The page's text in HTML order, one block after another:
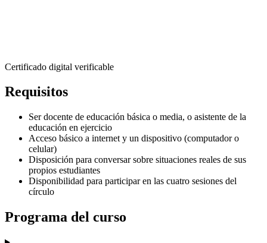
Certificado digital verificable
Requisitos
Ser docente de educación básica o media, o asistente de la
educación en ejercicio
Acceso básico a internet y un dispositivo (computador o
celular)
Disposición para conversar sobre situaciones reales de sus
propios estudiantes
Disponibilidad para participar en las cuatro sesiones del
círculo
Programa del curso